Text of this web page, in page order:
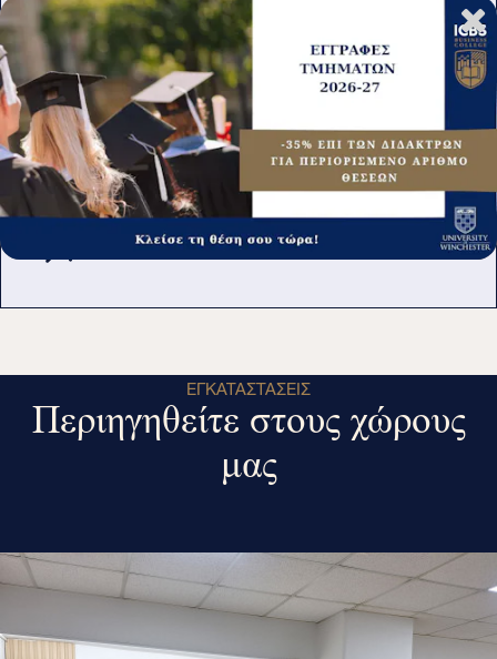
Βιωσιμότητας
PG CERTIFICATE IN MANAGEMENT STUDIES
Post Graduate Certificate in
Management Studies
ΕΓΚΑΤΑΣΤΆΣΕΙΣ
Περιηγηθείτε στους χώρους
μας